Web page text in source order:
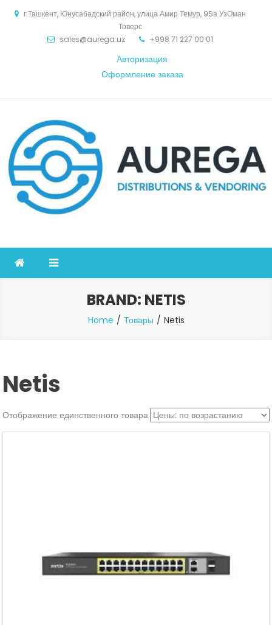
г.Ташкент, Юнусабадский район, улица Амир Темур, 95а УзОман
Товерс
sales@aurega.uz
+998 71 227 00 01
Авторизация
Оформление заказа
BRAND: NETIS
Home Товары Netis
Netis
Отображение единственного товара